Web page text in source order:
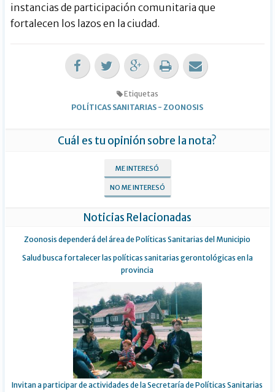
instancias de participación comunitaria que
fortalecen los lazos en la ciudad.
Etiquetas
POLÍTICAS SANITARIAS - ZOONOSIS
Cuál es tu opinión sobre la nota?
ME INTERESÓ
NO ME INTERESÓ
Noticias Relacionadas
Zoonosis dependerá del área de Políticas Sanitarias del Municipio
Salud busca fortalecer las políticas sanitarias gerontológicas en la
provincia
Invitan a participar de actividades de la Secretaría de Políticas Sanitarias